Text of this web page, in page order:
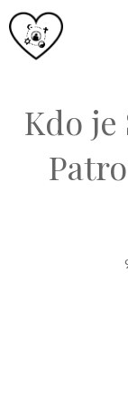
Přeskočit
na
Kdo je